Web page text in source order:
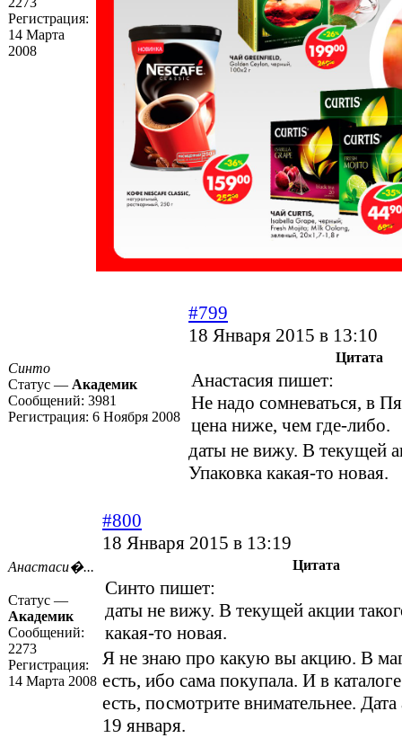
Регистрация:
14 Марта
2008
Синто
Статус — Академик
Сообщений: 3981
Регистрация: 6 Ноября 2008
#799
18 Января 2015 в 13:10
Цитата
Анастасия пишет:
Не надо сомневаться, в
цена ниже, чем где-либо.
даты не вижу. В текущей
Упаковка какая-то новая.
Анастаси�...
Статус —
Академик
Сообщений:
2273
Регистрация:
14 Марта 2008
#800
18 Января 2015 в 13:19
Цитата
Синто пишет:
даты не вижу. В текущей акции
какая-то новая.
Я не знаю про какую вы акцию. В
есть, ибо сама покупала. И в
есть, посмотрите внимательнее.
19 января.